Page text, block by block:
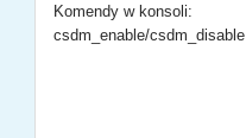
Komendy w konsoli:
csdm_enable/csdm_disable